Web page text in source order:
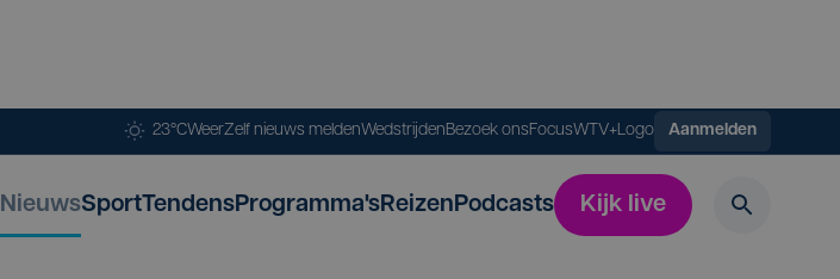
23°CWeerZelf nieuws meldenWedstrijdenBezoek onsFocusWTV+Logo Aanmelden
NieuwsSportTendensProgramma'sReizenPodcasts Kijk live